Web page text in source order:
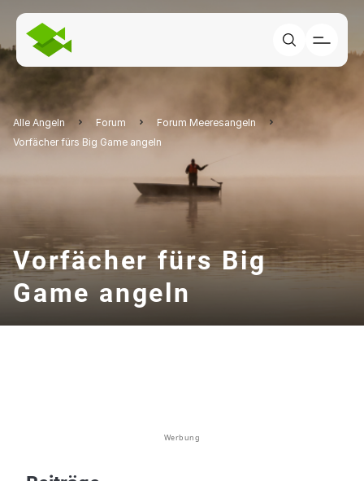
Alle Angeln Forum
Forum Meeresangeln
Vorfächer fürs Big Game angeln
Vorfächer fürs Big
Game angeln
Werbung